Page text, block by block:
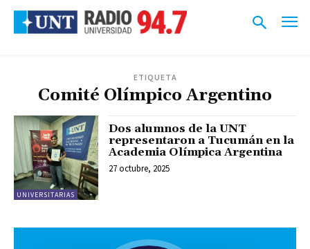
ETIQUETA
Comité Olímpico Argentino
UNIVERSITARIAS
Dos alumnos de la UNT
representaron a Tucumán en la
Academia Olímpica Argentina
27 octubre, 2025